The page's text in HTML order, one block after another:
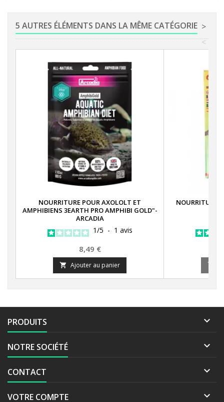
5 AUTRES ÉLÉMENTS DANS LA MÊME CATÉGORIE >
<
NOURRITURE POUR AXOLOLT ET
AMPHIBIENS 3EARTH PRO AMPHIBI GOLD"-
ARCADIA
1/5 - 1 avis
Prix
8,49 €
 Ajouter au panier
NOURRITURE

PRODUITS 
NOTRE SOCIÉTÉ 
CONTACT 
VOTRE COMPTE 